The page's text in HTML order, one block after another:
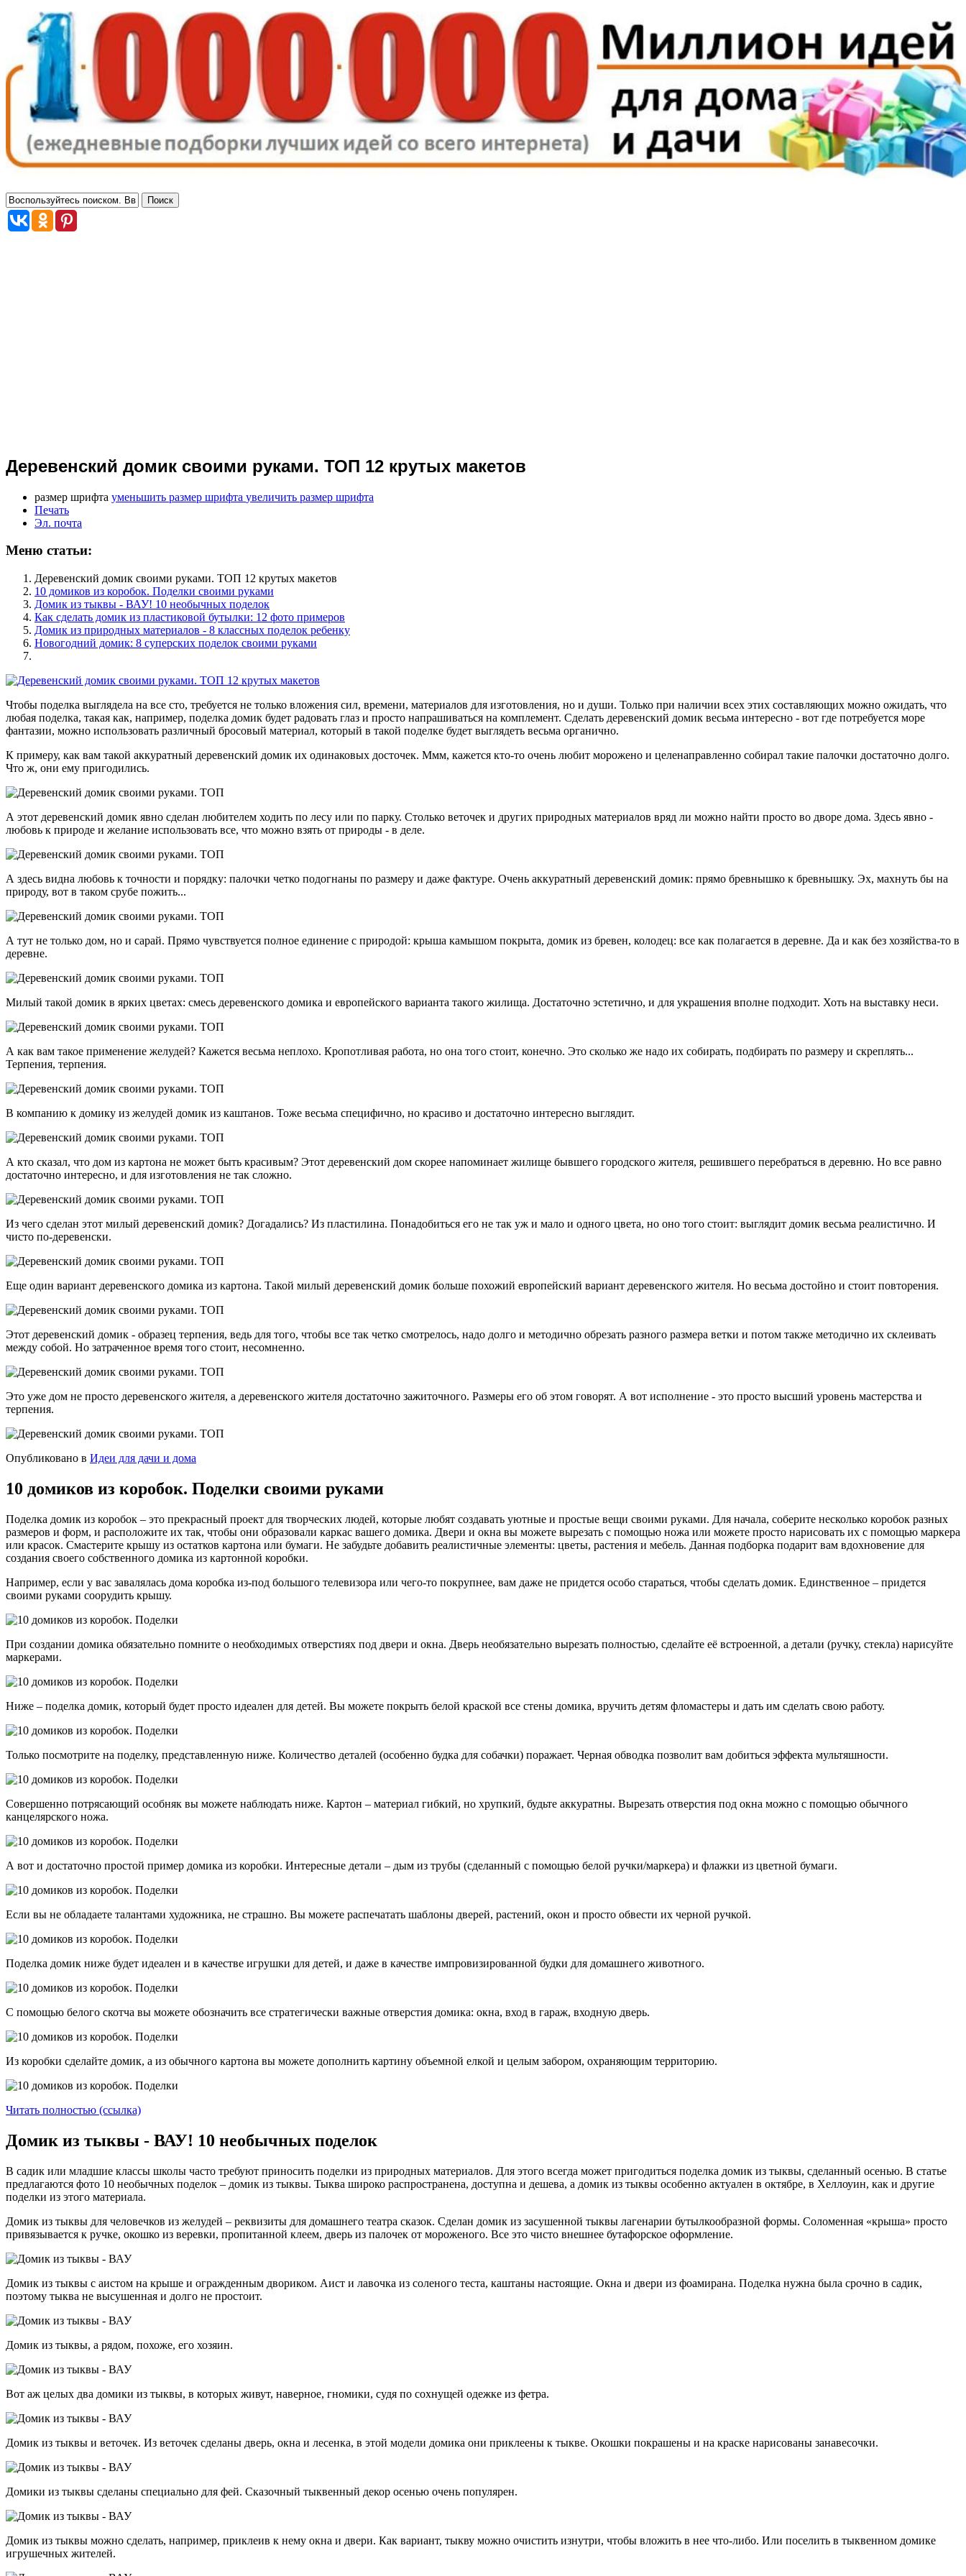
Деревенский домик своими руками. ТОП 12 крутых макетов
размер шрифта уменьшить размер шрифта увеличить размер шрифта
Печать
Эл. почта
Меню статьи:
Деревенский домик своими руками. ТОП 12 крутых макетов
10 домиков из коробок. Поделки своими руками
Домик из тыквы - ВАУ! 10 необычных поделок
Как сделать домик из пластиковой бутылки: 12 фото примеров
Домик из природных материалов - 8 классных поделок ребенку
Новогодний домик: 8 суперских поделок своими руками
Чтобы поделка выглядела на все сто, требуется не только вложения сил, времени, материалов для изготовления, но и души. Только при наличии всех этих составляющих можно ожидать, что
любая поделка, такая как, например, поделка домик будет радовать глаз и просто напрашиваться на комплемент. Сделать деревенский домик весьма интересно - вот где потребуется море
фантазии, можно использовать различный бросовый материал, который в такой поделке будет выглядеть весьма органично.
К примеру, как вам такой аккуратный деревенский домик их одинаковых досточек. Ммм, кажется кто-то очень любит морожено и целенаправленно собирал такие палочки достаточно долго.
Что ж, они ему пригодились.
А этот деревенский домик явно сделан любителем ходить по лесу или по парку. Столько веточек и других природных материалов вряд ли можно найти просто во дворе дома. Здесь явно -
любовь к природе и желание использовать все, что можно взять от природы - в деле.
А здесь видна любовь к точности и порядку: палочки четко подогнаны по размеру и даже фактуре. Очень аккуратный деревенский домик: прямо бревнышко к бревнышку. Эх, махнуть бы на
природу, вот в таком срубе пожить...
А тут не только дом, но и сарай. Прямо чувствуется полное единение с природой: крыша камышом покрыта, домик из бревен, колодец: все как полагается в деревне. Да и как без хозяйства-то в
деревне.
Милый такой домик в ярких цветах: смесь деревенского домика и европейского варианта такого жилища. Достаточно эстетично, и для украшения вполне подходит. Хоть на выставку неси.
А как вам такое применение желудей? Кажется весьма неплохо. Кропотливая работа, но она того стоит, конечно. Это сколько же надо их собирать, подбирать по размеру и скреплять...
Терпения, терпения.
В компанию к домику из желудей домик из каштанов. Тоже весьма специфично, но красиво и достаточно интересно выглядит.
А кто сказал, что дом из картона не может быть красивым? Этот деревенский дом скорее напоминает жилище бывшего городского жителя, решившего перебраться в деревню. Но все равно
достаточно интересно, и для изготовления не так сложно.
Из чего сделан этот милый деревенский домик? Догадались? Из пластилина. Понадобиться его не так уж и мало и одного цвета, но оно того стоит: выглядит домик весьма реалистично. И
чисто по-деревенски.
Еще один вариант деревенского домика из картона. Такой милый деревенский домик больше похожий европейский вариант деревенского жителя. Но весьма достойно и стоит повторения.
Этот деревенский домик - образец терпения, ведь для того, чтобы все так четко смотрелось, надо долго и методично обрезать разного размера ветки и потом также методично их склеивать
между собой. Но затраченное время того стоит, несомненно.
Это уже дом не просто деревенского жителя, а деревенского жителя достаточно зажиточного. Размеры его об этом говорят. А вот исполнение - это просто высший уровень мастерства и
терпения.
Опубликовано в Идеи для дачи и дома
10 домиков из коробок. Поделки своими руками
Поделка домик из коробок – это прекрасный проект для творческих людей, которые любят создавать уютные и простые вещи своими руками. Для начала, соберите несколько коробок разных
размеров и форм, и расположите их так, чтобы они образовали каркас вашего домика. Двери и окна вы можете вырезать с помощью ножа или можете просто нарисовать их с помощью маркера
или красок. Смастерите крышу из остатков картона или бумаги. Не забудьте добавить реалистичные элементы: цветы, растения и мебель. Данная подборка подарит вам вдохновение для
создания своего собственного домика из картонной коробки.
Например, если у вас завалялась дома коробка из-под большого телевизора или чего-то покрупнее, вам даже не придется особо стараться, чтобы сделать домик. Единственное – придется
своими руками соорудить крышу.
При создании домика обязательно помните о необходимых отверстиях под двери и окна. Дверь необязательно вырезать полностью, сделайте её встроенной, а детали (ручку, стекла) нарисуйте
маркерами.
Ниже – поделка домик, который будет просто идеален для детей. Вы можете покрыть белой краской все стены домика, вручить детям фломастеры и дать им сделать свою работу.
Только посмотрите на поделку, представленную ниже. Количество деталей (особенно будка для собачки) поражает. Черная обводка позволит вам добиться эффекта мультяшности.
Совершенно потрясающий особняк вы можете наблюдать ниже. Картон – материал гибкий, но хрупкий, будьте аккуратны. Вырезать отверстия под окна можно с помощью обычного
канцелярского ножа.
А вот и достаточно простой пример домика из коробки. Интересные детали – дым из трубы (сделанный с помощью белой ручки/маркера) и флажки из цветной бумаги.
Если вы не обладаете талантами художника, не страшно. Вы можете распечатать шаблоны дверей, растений, окон и просто обвести их черной ручкой.
Поделка домик ниже будет идеален и в качестве игрушки для детей, и даже в качестве импровизированной будки для домашнего животного.
С помощью белого скотча вы можете обозначить все стратегически важные отверстия домика: окна, вход в гараж, входную дверь.
Из коробки сделайте домик, а из обычного картона вы можете дополнить картину объемной елкой и целым забором, охраняющим территорию.
Читать полностью (ссылка)
Домик из тыквы - ВАУ! 10 необычных поделок
В садик или младшие классы школы часто требуют приносить поделки из природных материалов. Для этого всегда может пригодиться поделка домик из тыквы, сделанный осенью. В статье
предлагаются фото 10 необычных поделок – домик из тыквы. Тыква широко распространена, доступна и дешева, а домик из тыквы особенно актуален в октябре, в Хеллоуин, как и другие
поделки из этого материала.
Домик из тыквы для человечков из желудей – реквизиты для домашнего театра сказок. Сделан домик из засушенной тыквы лагенарии бутылкообразной формы. Соломенная «крыша» просто
привязывается к ручке, окошко из веревки, пропитанной клеем, дверь из палочек от мороженого. Все это чисто внешнее бутафорское оформление.
Домик из тыквы с аистом на крыше и огражденным двориком. Аист и лавочка из соленого теста, каштаны настоящие. Окна и двери из фоамирана. Поделка нужна была срочно в садик,
поэтому тыква не высушенная и долго не простоит.
Домик из тыквы, а рядом, похоже, его хозяин.
Вот аж целых два домики из тыквы, в которых живут, наверное, гномики, судя по сохнущей одежке из фетра.
Домик из тыквы и веточек. Из веточек сделаны дверь, окна и лесенка, в этой модели домика они приклеены к тыкве. Окошки покрашены и на краске нарисованы занавесочки.
Домики из тыквы сделаны специально для фей. Сказочный тыквенный декор осенью очень популярен.
Домик из тыквы можно сделать, например, приклеив к нему окна и двери. Как вариант, тыкву можно очистить изнутри, чтобы вложить в нее что-либо. Или поселить в тыквенном домике
игрушечных жителей.